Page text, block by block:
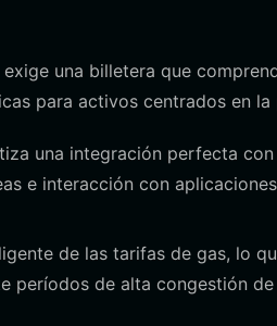
una billetera que
para activos centrados en la
una integración perfecta
e interacción con aplicaciones
de las tarifas de gas, lo
períodos de alta congestión